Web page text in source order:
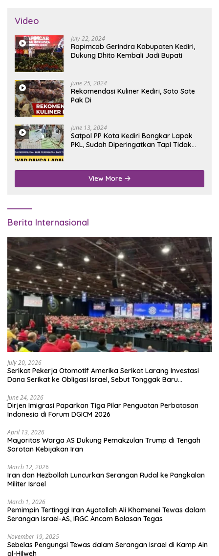
Video
July 22, 2024
Rapimcab Gerindra Kabupaten Kediri,
Dukung Dhito Kembali Jadi Bupati
June 25, 2024
Rekomendasi Kuliner Kediri, Soto Sate
Pak Di
June 13, 2024
Satpol PP Kota Kediri Bongkar Lapak
PKL, Sudah Diperingatkan Tapi Tidak
View More
Berita Internasional
July 20, 2026
Serikat Pekerja Otomotif Amerika Serikat Larang Investasi
Dana Serikat ke Obligasi Israel, Sebut Tonggak Baru
June 24, 2026
Dirjen Imigrasi Paparkan Tiga Pilar Penguatan Perbatasan
Indonesia di Forum DGICM 2026
April 13, 2026
Mayoritas Warga AS Dukung Pemakzulan Trump di Tengah
Sorotan Kebijakan Iran
March 12, 2026
Iran dan Hezbollah Luncurkan Serangan Rudal ke Pangkalan
Militer Israel
March 1, 2026
Pemimpin Tertinggi Iran Ayatollah Ali Khamenei Tewas dalam
Serangan Israel-AS, IRGC Ancam Balasan Tegas
November 19, 2025
Sebelas Pengungsi Tewas dalam Serangan Israel di Kamp Ain
al-Hilweh